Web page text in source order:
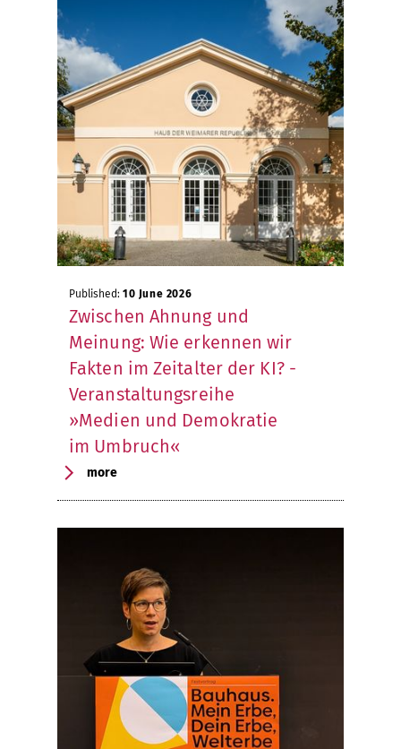
Published: 10 June 2026
Zwischen Ahnung und
Meinung: Wie erkennen wir
Fakten im Zeitalter der KI? -
Veranstaltungsreihe
»Medien und Demokratie
im Umbruch«
more